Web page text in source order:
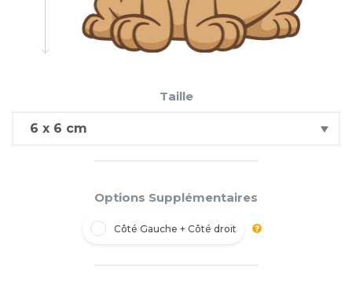
Taille
Options Supplémentaires
Côté Gauche + Côté droit